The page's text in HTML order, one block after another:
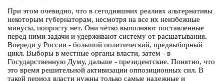
При этом очевидно, что в сегодняшних реалиях альтернативы
некоторым губернаторам, несмотря на все их неизбежные
минусы, попросту нет. Они чётко выполняют поставленные
перед ними задачи и удерживают систему от расшатывания.
Впереди у России - большой политический, предвыборный
цикл. Выборы в местные органы власти, затем - в
Государственную Думу, дальше - президентские. Понятно, что
это время решительной активизации оппозиционных сил. В
такой период власти нужны только самые надежные и